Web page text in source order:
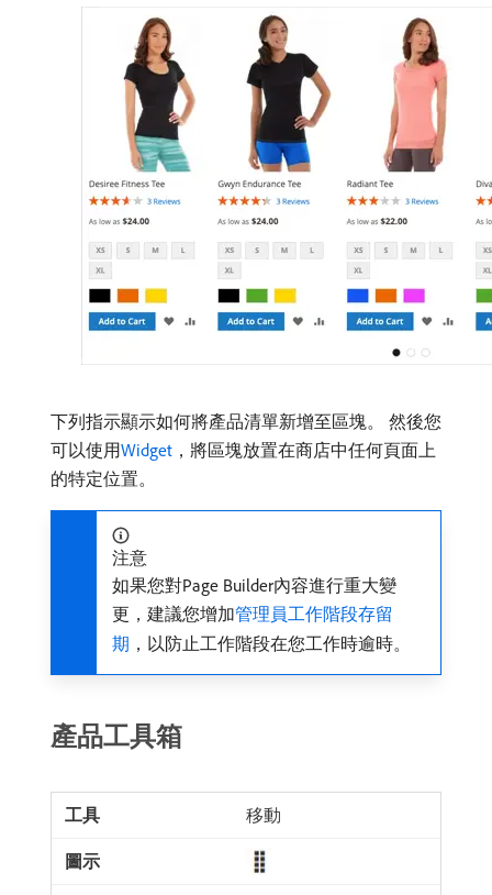
下列指示顯示如何將產品清單新增至區塊。 然後您
可以使用Widget ，將區塊放置在商店中任何頁面上
的特定位置。
注意
如果您對Page Builder內容進行重大變
更，建議您增加管理員工作階段存留
期 ，以防止工作階段在您工作時逾時。
產品工具箱
移動